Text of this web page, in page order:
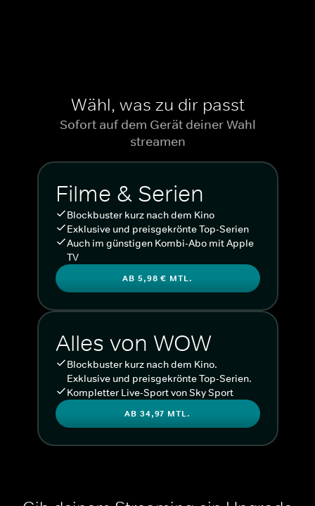
Wähl, was zu dir passt
Sofort auf dem Gerät deiner Wahl
streamen
Filme & Serien
Blockbuster kurz nach dem Kino
Exklusive und preisgekrönte Top-Serien
Auch im günstigen Kombi-Abo mit Apple
TV
AB 5,98 € MTL.
Alles von WOW
Blockbuster kurz nach dem Kino.
Exklusive und preisgekrönte Top-Serien.
Kompletter Live-Sport von Sky Sport
AB 34,97 MTL.